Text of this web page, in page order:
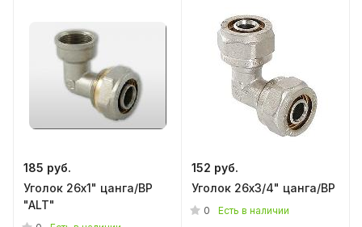
185 руб.
Уголок 26х1" цанга/ВР
"ALT"
152 руб.
Уголок 26х3/4" цанга/ВР
0 Есть в наличии